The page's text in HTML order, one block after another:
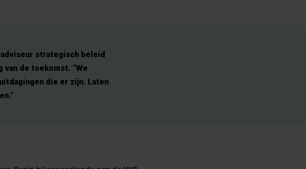
strategisch beleid
van de toekomst. “We
die er zijn. Laten